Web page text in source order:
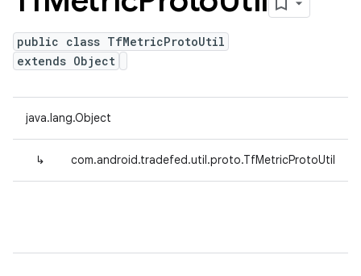
public class TfMetricProtoUtil
extends Object
java.lang.Object
↳ com.android.tradefed.util.proto.TfMetricProtoUtil